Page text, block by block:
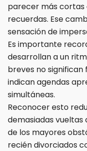
parecer más cortas
recuerdas. Ese
sensación de
Es importante
desarrollan a un
breves no significan
indican agendas
simultáneas.
Reconocer esto
demasiadas vueltas
de los mayores
recién divorciados